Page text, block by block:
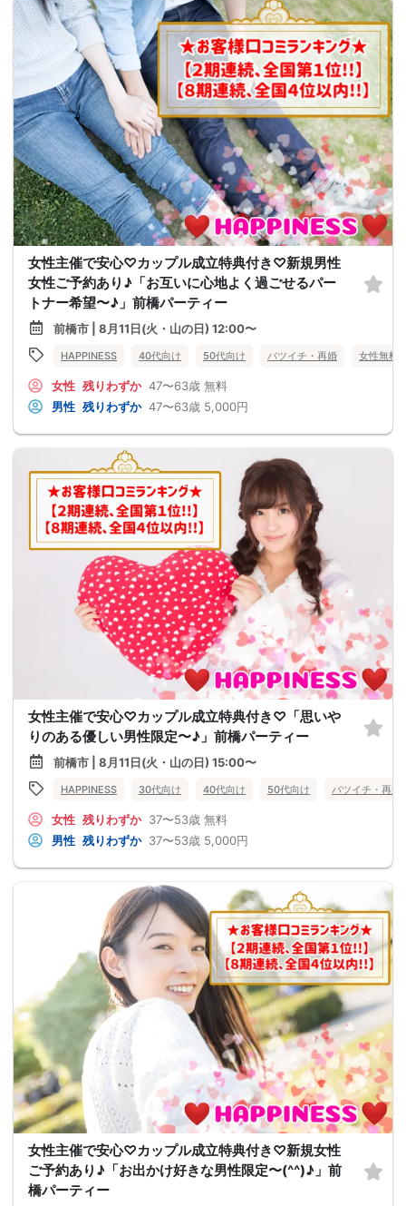
女性主催で安心♡カップル成立特典付き♡新規男性
女性ご予約あり♪「お互いに心地よく過ごせるパー
トナー希望〜♪」前橋パーティー
前橋市 | 8月11日(火・山の日) 12:00〜
HAPPINESS 40代向け 50代向け バツイチ・再婚 女性無料
女性 残りわずか 47〜63歳 無料
男性 残りわずか 47〜63歳 5,000円
女性主催で安心♡カップル成立特典付き♡「思いや
りのある優しい男性限定〜♪」前橋パーティー
前橋市 | 8月11日(火・山の日) 15:00〜
HAPPINESS 30代向け 40代向け 50代向け バツイチ・再婚
女性 残りわずか 37〜53歳 無料
男性 残りわずか 37〜53歳 5,000円
女性主催で安心♡カップル成立特典付き♡新規女性
ご予約あり♪「お出かけ好きな男性限定〜(^^)♪」前
橋パーティー